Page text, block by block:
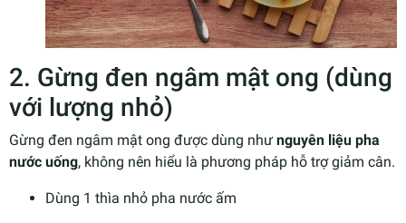
2. Gừng đen ngâm mật ong (dùng
với lượng nhỏ)
Gừng đen ngâm mật ong được dùng như nguyên liệu pha
nước uống, không nên hiểu là phương pháp hỗ trợ giảm cân.
Dùng 1 thìa nhỏ pha nước ấm